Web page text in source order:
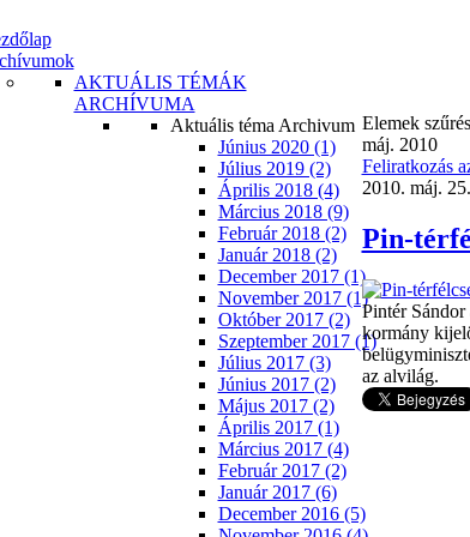
AKTUÁLIS TÉMÁK
ARCHÍVUMA
Aktuális téma Archivum
Június 2020 (1)
Július 2019 (2)
Április 2018 (4)
Március 2018 (9)
Február 2018 (2)
Január 2018 (2)
December 2017 (1)
November 2017 (1)
Október 2017 (2)
Szeptember 2017 (1)
Július 2017 (3)
Június 2017 (2)
Május 2017 (2)
Április 2017 (1)
Március 2017 (4)
Február 2017 (2)
Január 2017 (6)
December 2016 (5)
Elemek
máj. 2010
Feliratkozás
2010. máj.
Pin-
Pintér
kormány
az alvilág.